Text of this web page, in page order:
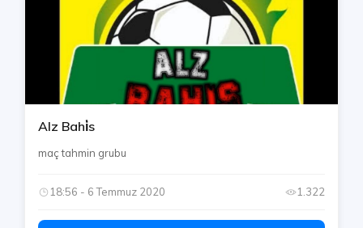
Alz Bahi̇s
maç tahmin grubu
18:56 - 6 Temmuz 2020 1.322